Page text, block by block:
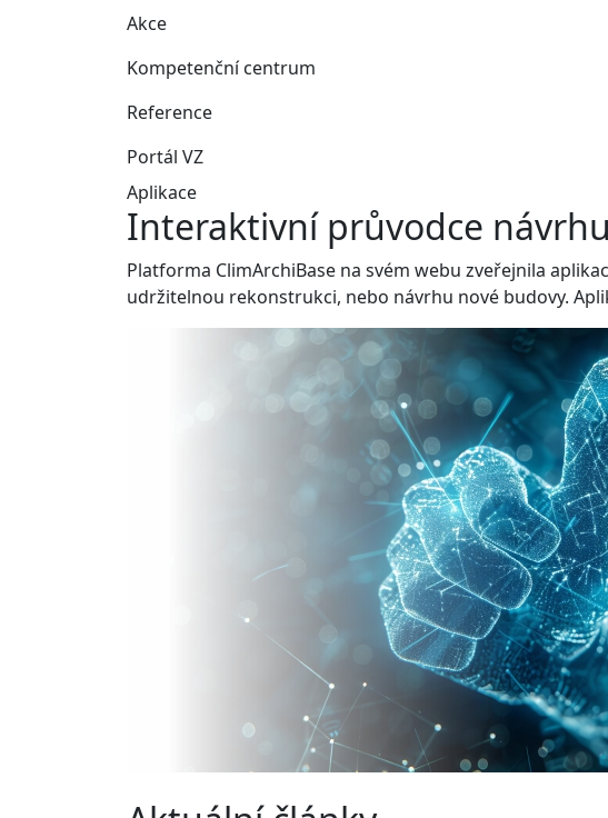
Akce
Kompetenční centrum
Reference
Portál VZ
Aplikace
Interaktivní průvodce
Platforma ClimArchiBase na svém webu zveřejnila
udržitelnou rekonstrukci, nebo návrhu nové budovy.